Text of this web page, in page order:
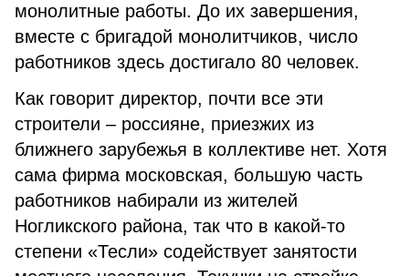
монолитные работы. До их завершения,
вместе с бригадой монолитчиков, число
работников здесь достигало 80 человек.
Как говорит директор, почти все эти
строители – россияне, приезжих из
ближнего зарубежья в коллективе нет. Хотя
сама фирма московская, большую часть
работников набирали из жителей
Ногликского района, так что в какой-то
степени «Тесли» содействует занятости